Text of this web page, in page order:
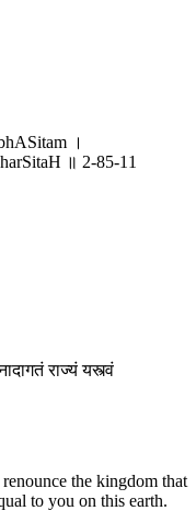
।
॥ 2-85-11
राज्यं यस्त्वं
the kingdom that
to you on this earth.